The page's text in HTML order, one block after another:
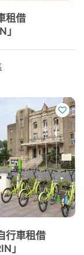
租借
」
行車租借
」